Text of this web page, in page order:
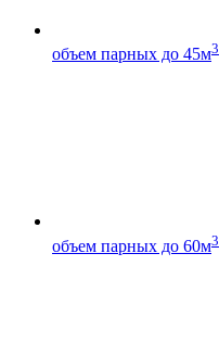
объем парных до 45м3
объем парных до 60м3